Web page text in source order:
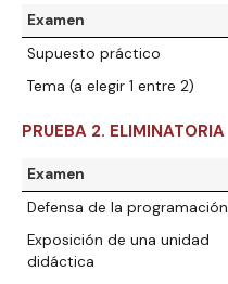
Examen
Supuesto práctico
Tema (a elegir 1 entre 2)
PRUEBA 2. ELIMINATORIA
Examen
Defensa de la programación
Exposición de una unidad
didáctica